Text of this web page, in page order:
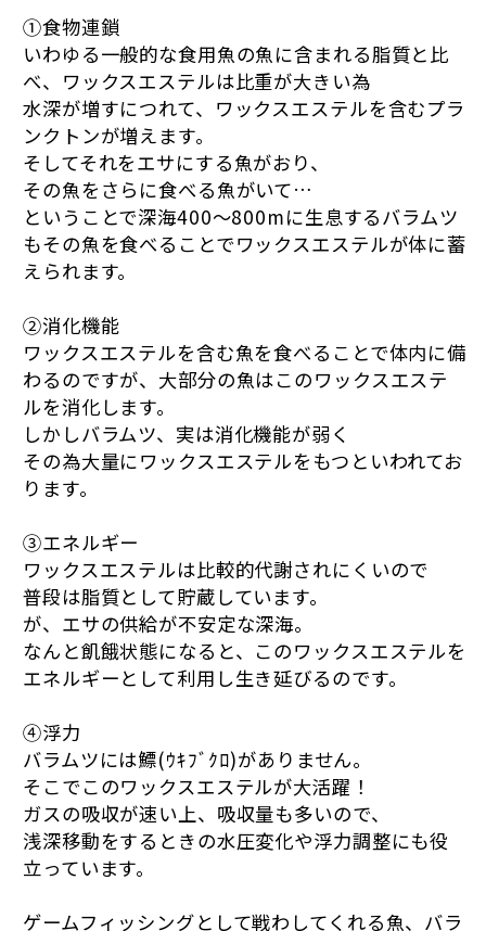
①食物連鎖
いわゆる一般的な食用魚の魚に含まれる脂質と比
べ、ワックスエステルは比重が大きい為
水深が増すにつれて、ワックスエステルを含むプラ
ンクトンが増えます。
そしてそれをエサにする魚がおり、
その魚をさらに食べる魚がいて…
ということで深海400〜800mに生息するバラムツ
もその魚を食べることでワックスエステルが体に蓄
えられます。
②消化機能
ワックスエステルを含む魚を食べることで体内に備
わるのですが、大部分の魚はこのワックスエステ
ルを消化します。
しかしバラムツ、実は消化機能が弱く
その為大量にワックスエステルをもつといわれてお
ります。
③エネルギー
ワックスエステルは比較的代謝されにくいので
普段は脂質として貯蔵しています。
が、エサの供給が不安定な深海。
なんと飢餓状態になると、このワックスエステルを
エネルギーとして利用し生き延びるのです。
④浮力
バラムツには鰾(ｳｷﾌﾞｸﾛ)がありません。
そこでこのワックスエステルが大活躍！
ガスの吸収が速い上、吸収量も多いので、
浅深移動をするときの水圧変化や浮力調整にも役
立っています。
ゲームフィッシングとして戦わしてくれる魚、バラ